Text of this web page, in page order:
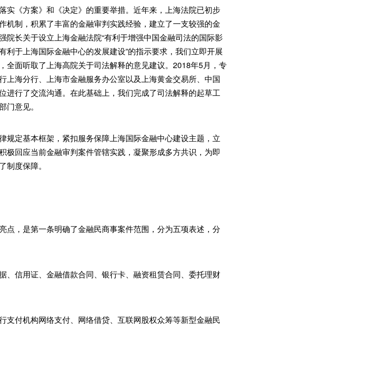
实《方案》和《决定》的重要举措。近年来，上海法院已初步
机制，积累了丰富的金融审判实践经验，建立了一支较强的金
院长关于设立上海金融法院“有利于增强中国金融司法的国际影
利于上海国际金融中心的发展建设”的指示要求，我们立即开展
全面听取了上海高院关于司法解释的意见建议。2018年5月，专
上海分行、上海市金融服务办公室以及上海黄金交易所、中国
进行了交流沟通。在此基础上，我们完成了司法解释的起草工
意见。
规定基本框架，紧扣服务保障上海国际金融中心建设主题，立
极回应当前金融审判案件管辖实践，凝聚形成多方共识，为即
度保障。
点，是第一条明确了金融民商事案件范围，分为五项表述，分
、信用证、金融借款合同、银行卡、融资租赁合同、委托理财
支付机构网络支付、网络借贷、互联网股权众筹等新型金融民